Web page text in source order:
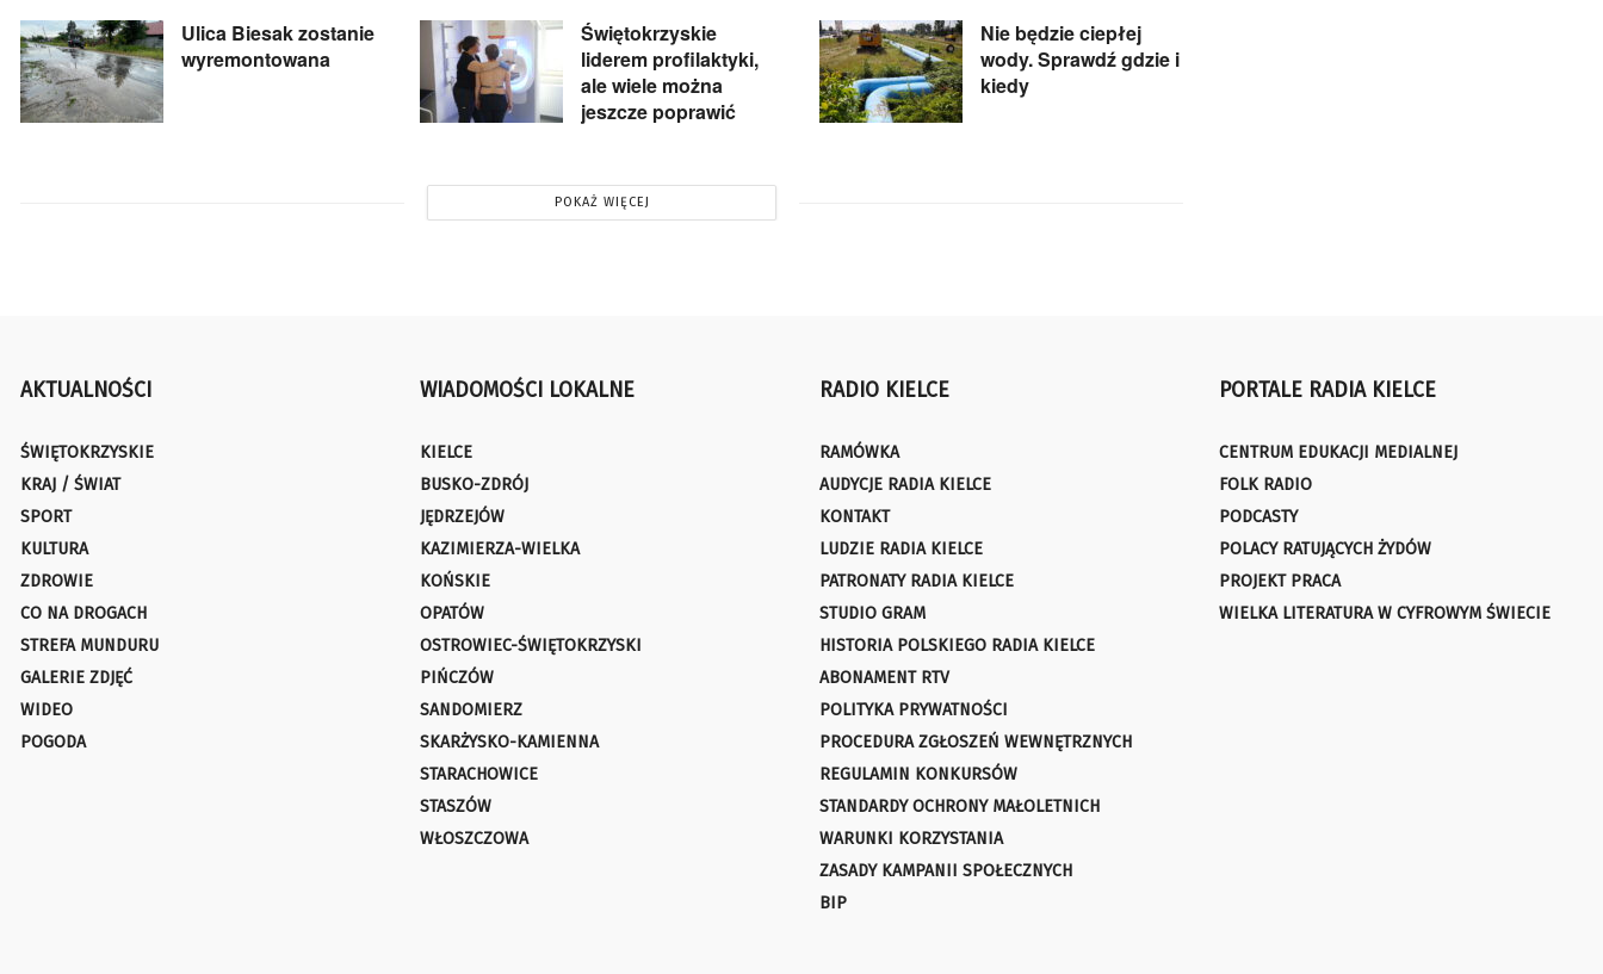
Ulica Biesak zostanie
wyremontowana
Świętokrzyskie
liderem profilaktyki,
ale wiele można
jeszcze poprawić
Nie będzie ciepłej
wody. Sprawdź gdzie i
kiedy
POKAŻ WIĘCEJ
AKTUALNOŚCI
ŚWIĘTOKRZYSKIE
KRAJ / ŚWIAT
SPORT
KULTURA
ZDROWIE
CO NA DROGACH
STREFA MUNDURU
GALERIE ZDJĘĆ
WIDEO
POGODA
WIADOMOŚCI LOKALNE
KIELCE
BUSKO-ZDRÓJ
JĘDRZEJÓW
KAZIMIERZA-WIELKA
KOŃSKIE
OPATÓW
OSTROWIEC-ŚWIĘTOKRZYSKI
PIŃCZÓW
SANDOMIERZ
SKARŻYSKO-KAMIENNA
STARACHOWICE
STASZÓW
WŁOSZCZOWA
RADIO KIELCE
RAMÓWKA
AUDYCJE RADIA KIELCE
KONTAKT
LUDZIE RADIA KIELCE
PATRONATY RADIA KIELCE
STUDIO GRAM
HISTORIA POLSKIEGO RADIA KIELCE
ABONAMENT RTV
POLITYKA PRYWATNOŚCI
PROCEDURA ZGŁOSZEŃ WEWNĘTRZNYCH
REGULAMIN KONKURSÓW
STANDARDY OCHRONY MAŁOLETNICH
WARUNKI KORZYSTANIA
ZASADY KAMPANII SPOŁECZNYCH
BIP
PORTALE RADIA KIELCE
CENTRUM EDUKACJI MEDIALNEJ
FOLK RADIO
PODCASTY
POLACY RATUJĄCYCH ŻYDÓW
PROJEKT PRACA
WIELKA LITERATURA W CYFROWYM ŚWIECIE